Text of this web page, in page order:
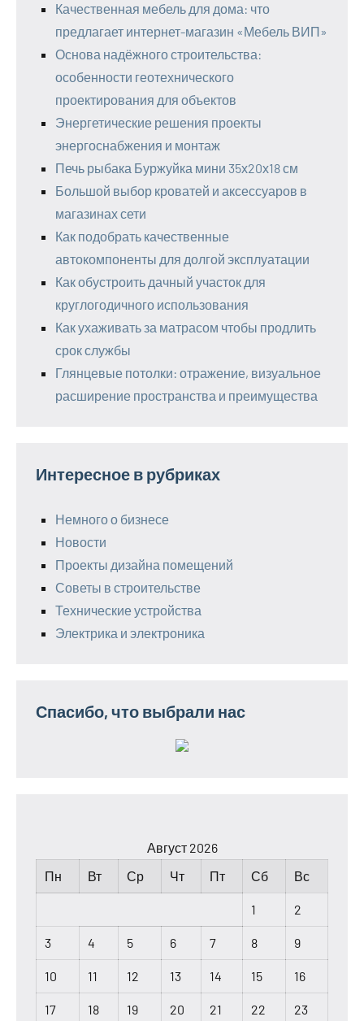
Качественная мебель для дома: что
предлагает интернет-магазин «Мебель ВИП»
Основа надёжного строительства:
особенности геотехнического
проектирования для объектов
Энергетические решения проекты
энергоснабжения и монтаж
Печь рыбака Буржуйка мини 35х20х18 см
Большой выбор кроватей и аксессуаров в
магазинах сети
Как подобрать качественные
автокомпоненты для долгой эксплуатации
Как обустроить дачный участок для
круглогодичного использования
Как ухаживать за матрасом чтобы продлить
срок службы
Глянцевые потолки: отражение, визуальное
расширение пространства и преимущества
Интересное в рубриках
Немного о бизнесе
Новости
Проекты дизайна помещений
Советы в строительстве
Технические устройства
Электрика и электроника
Спасибо, что выбрали нас
Август 2026
Пн
Вт Ср Чт Пт Сб Вс
1 2
3 4 5 6 7 8 9
10 11 12 13 14 15 16
17 18 19 20 21 22 23